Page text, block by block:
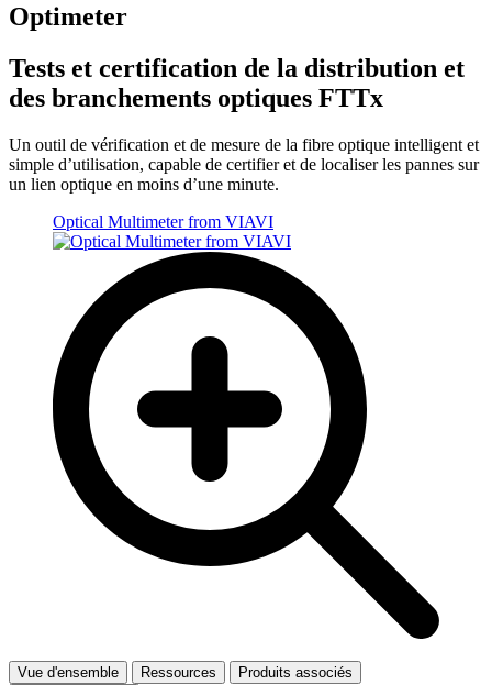
Optimeter
Tests et certification de la distribution et
des branchements optiques FTTx
Un outil de vérification et de mesure de la fibre optique intelligent et
simple d’utilisation, capable de certifier et de localiser les pannes sur
un lien optique en moins d’une minute.
Optical Multimeter from VIAVI
Vue d'ensemble Ressources
Produits associés